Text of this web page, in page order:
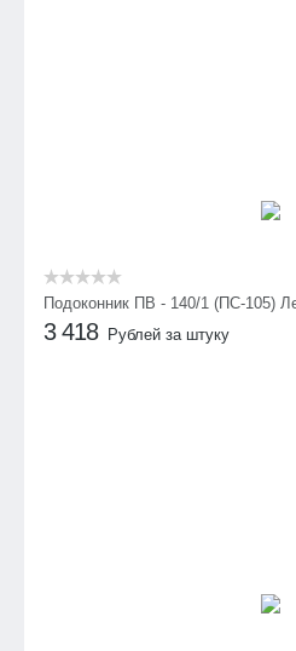
Подоконник ПВ - 140/1 (ПС-105)
3 418 Рублей за штуку